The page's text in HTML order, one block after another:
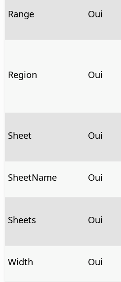
Range Oui
Region Oui
Sheet Oui
SheetName Oui
Sheets Oui
Width Oui